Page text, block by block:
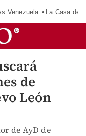
Venezuela La Casa de
de
León
de AyD de